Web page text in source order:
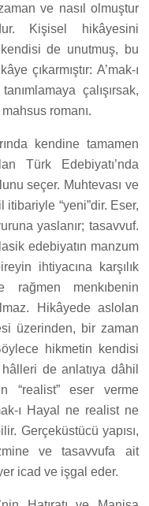
ve nasıl olmuştur
Kişisel hikâyesini
de unutmuş, bu
çıkarmıştır: A’mak-ı
çalışırsak,
romanı.
kendine tamamen
Türk Edebiyatı’nda
seçer. Muhtevası ve
itibariyle “yeni”dir. Eser,
yaslanır; tasavvuf.
edebiyatın manzum
ihtiyacına karşılık
rağmen menkıbenin
Hikâyede aslolan
üzerinden, bir zaman
hikmetin kendisi
de anlatıya dâhil
“realist” eser verme
ı Hayal ne realist ne
Gerçeküstücü yapısı,
ve tasavvufa ait
icad ve işgal eder.